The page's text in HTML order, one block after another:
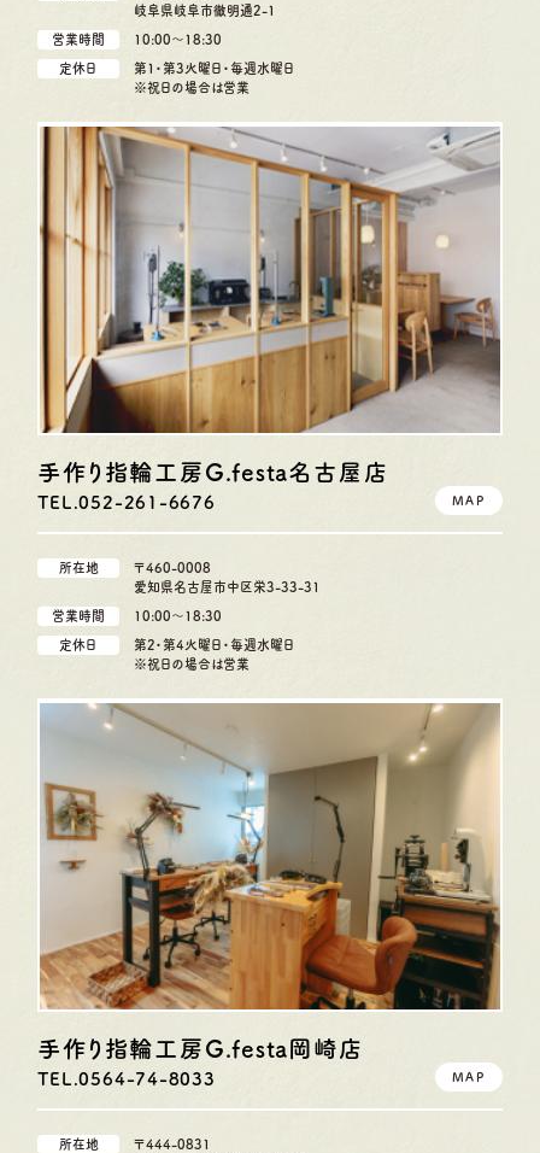
岐阜県岐阜市徹明通2-1
営業時間 10:00〜18:30
定休日
第1・第3火曜日・毎週水曜日
※祝日の場合は営業
手作り指輪工房G.festa名古屋店
TEL.052-261-6676 MAP
所在地
〒460-0008
愛知県名古屋市中区栄3-33-31
営業時間 10:00〜18:30
定休日
第2・第4火曜日・毎週水曜日
※祝日の場合は営業
手作り指輪工房G.festa岡崎店
TEL.0564-74-8033 MAP
所在地
〒444-0831